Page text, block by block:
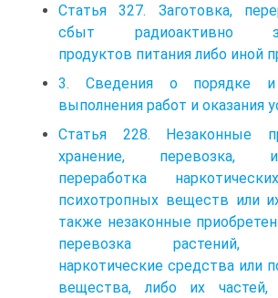
Статья 327. Заготовка,
сбыт радиоактивно
продуктов питания либо иной
3. Сведения о порядке и
выполнения работ и оказания
Статья 228. Незаконные
хранение, перевозка,
переработка
психотропных веществ или
также незаконные
перевозка растений,
наркотические средства или
вещества, либо их частей,